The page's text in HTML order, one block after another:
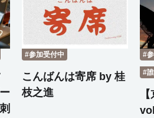
#参加受付中
こんばんは寄席 by 桂
枝之進
#
#